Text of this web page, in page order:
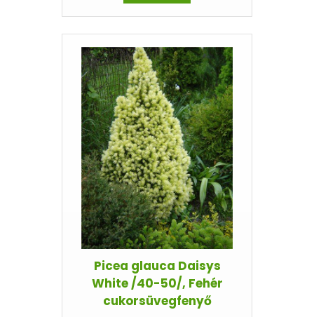
Picea glauca Daisys
White /40-50/, Fehér
cukorsüvegfenyő